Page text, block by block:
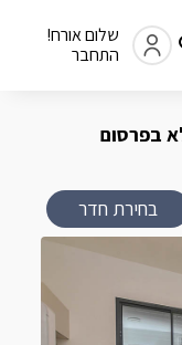
שלום אורח!
התחבר
בפרסום
בחירת חדר